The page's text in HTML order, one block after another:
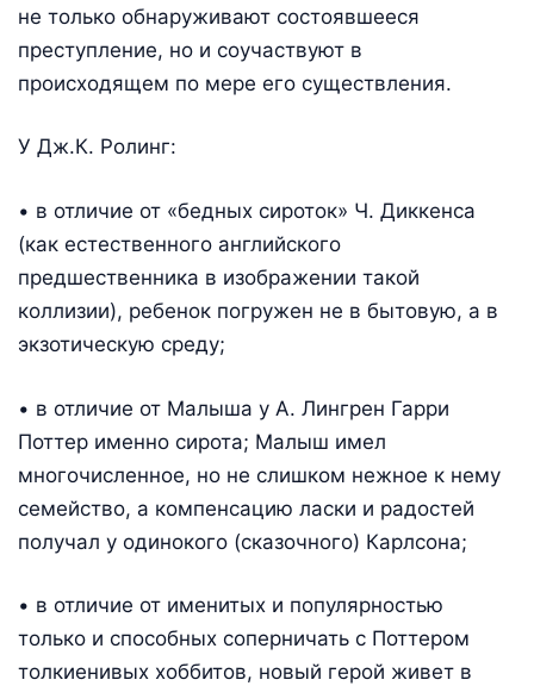
не только обнаруживают состоявшееся
преступление, но и соучаствуют в
происходящем по мере его существления.
У Дж.К. Ролинг:
• в отличие от «бедных сироток» Ч. Диккенса
(как естественного английского
предшественника в изображении такой
коллизии), ребенок погружен не в бытовую, а в
экзотическую среду;
• в отличие от Малыша у А. Лингрен Гарри
Поттер именно сирота; Малыш имел
многочисленное, но не слишком нежное к нему
семейство, а компенсацию ласки и радостей
получал у одинокого (сказочного) Карлсона;
• в отличие от именитых и популярностью
только и способных соперничать с Поттером
толкиенивых хоббитов, новый герой живет в